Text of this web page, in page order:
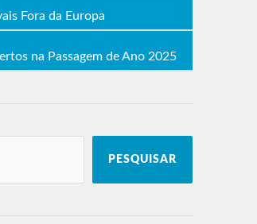
Fora da Europa
na Passagem de Ano 2025
PESQUISAR